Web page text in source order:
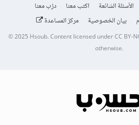
الأسئلة الشائعة اكتب معنا
درّب معنا
بيان الخصوصية مركز المساعدة
© 2025Hsoub.Content licensed underCC BY-
otherwise.